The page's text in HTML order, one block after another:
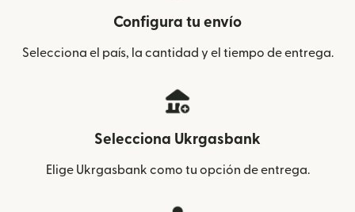
Configura tu envío
Selecciona el país, la cantidad y el tiempo de entrega.
Selecciona Ukrgasbank
Elige Ukrgasbank como tu opción de entrega.